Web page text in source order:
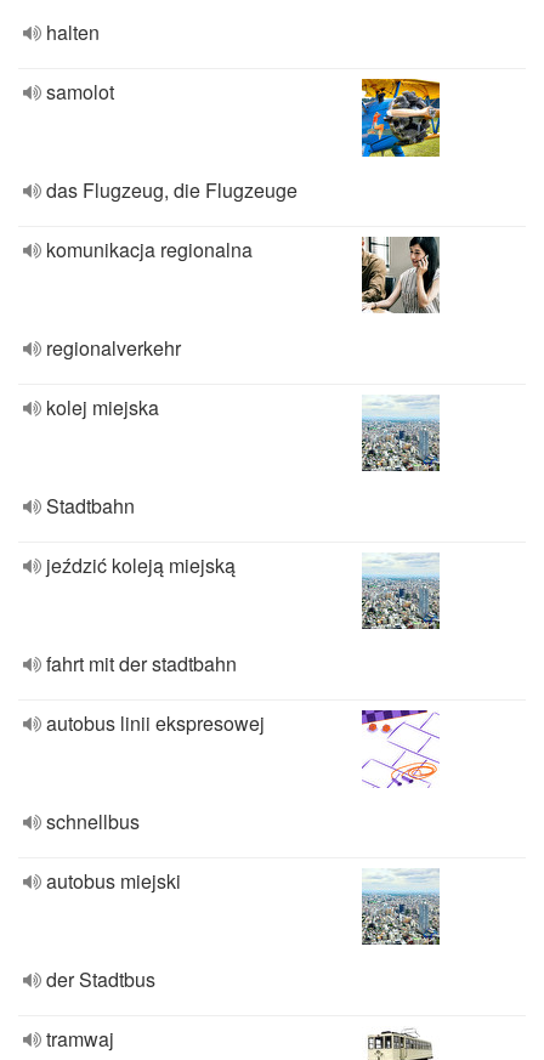
halten
samolot
das Flugzeug, die Flugzeuge
komunikacja regionalna
regionalverkehr
kolej miejska
Stadtbahn
jeździć koleją miejską
fahrt mit der stadtbahn
autobus linii ekspresowej
schnellbus
autobus miejski
der Stadtbus
tramwaj